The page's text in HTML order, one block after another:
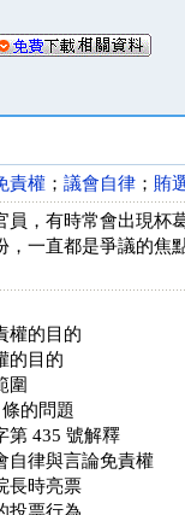
責權 ； 議會自律 ； 賄
員，有時常會出現杯
，一直都是爭議的焦
權的目的
的目的
圍
條的問題
第 435 號解釋
自律與言論免責權
長時亮票